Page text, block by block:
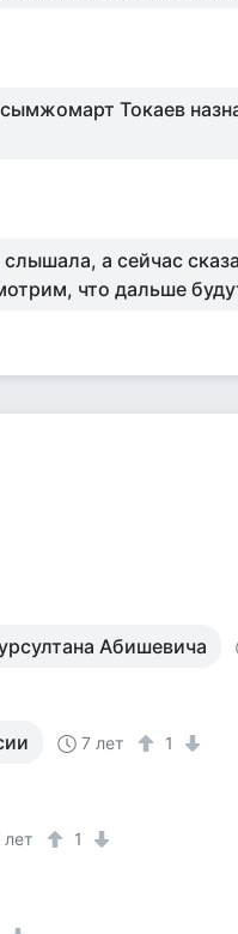
Токаев
а сейчас
что дальше
Абишевича
7 лет 1
лет 1